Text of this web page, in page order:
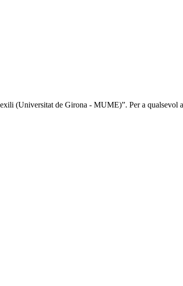
(Universitat de Girona - MUME)”. Per a qualsevol